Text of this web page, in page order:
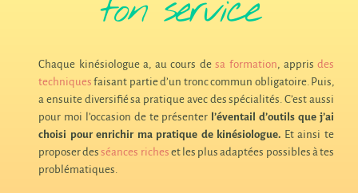
ton service
Chaque kinésiologue a, au cours desa formation, apprisdes
techniques faisant partie d’un tronc commun obligatoire. Puis,
a ensuite diversifié sa pratique avec des spécialités. C’est aussi
pour moi l’occasion de te présenter l’éventail d’outils que j’ai
choisi pour enrichir ma pratique de kinésiologue. Et ainsi te
proposer desséances riches et les plus adaptées possibles à tes
problématiques.